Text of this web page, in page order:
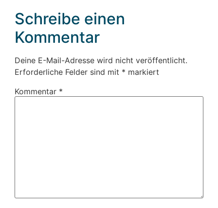
Schreibe einen
Kommentar
Deine E-Mail-Adresse wird nicht veröffentlicht.
Erforderliche Felder sind mit * markiert
Kommentar *